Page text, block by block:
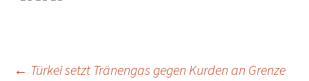
← Türkei setzt Tränengas gegen Kurden an Grenze